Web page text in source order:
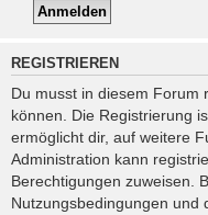
REGISTRIEREN
Du musst in diesem Forum
können. Die Registrierung
ermöglicht dir, auf weitere
Administration kann
Berechtigungen zuweisen.
Nutzungsbedingungen und